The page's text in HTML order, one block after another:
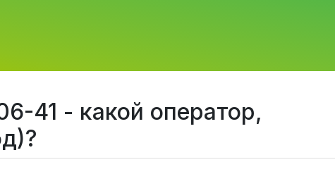
41 - какой оператор,